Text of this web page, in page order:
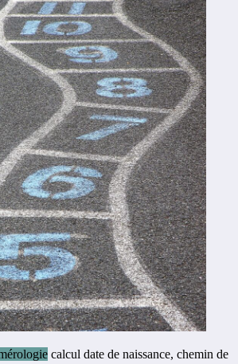
calcul date de naissance, chemin de